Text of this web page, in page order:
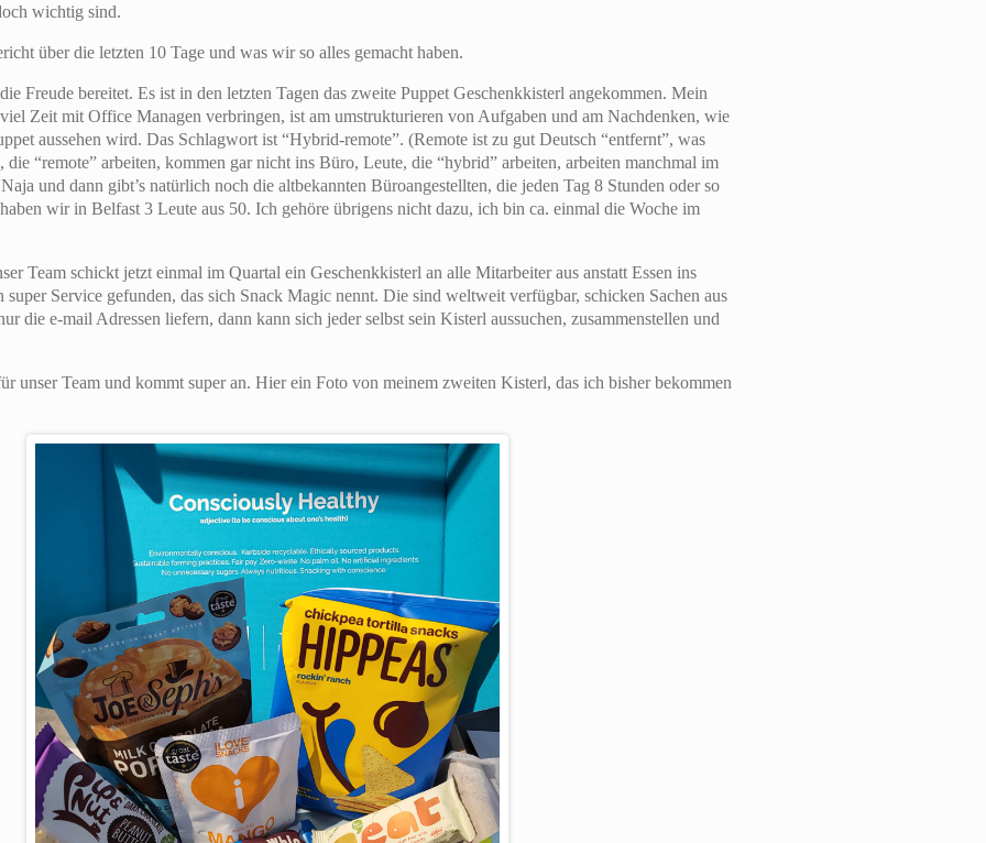
wichtig sind.
über die letzten 10 Tage und was wir so alles gemacht haben.
Freude bereitet. Es ist in den letzten Tagen das zweite Puppet Geschenkkisterl angekommen. Mein
Zeit mit Office Managen verbringen, ist am umstrukturieren von Aufgaben und am Nachdenken, wie
aussehen wird. Das Schlagwort ist “Hybrid-remote”. (Remote ist zu gut Deutsch “entfernt”, was
“remote” arbeiten, kommen gar nicht ins Büro, Leute, die “hybrid” arbeiten, arbeiten manchmal im
und dann gibt’s natürlich noch die altbekannten Büroangestellten, die jeden Tag 8 Stunden oder so
wir in Belfast 3 Leute aus 50. Ich gehöre übrigens nicht dazu, ich bin ca. einmal die Woche im
Team schickt jetzt einmal im Quartal ein Geschenkkisterl an alle Mitarbeiter aus anstatt Essen ins
Service gefunden, das sich Snack Magic nennt. Die sind weltweit verfügbar, schicken Sachen aus
die e-mail Adressen liefern, dann kann sich jeder selbst sein Kisterl aussuchen, zusammenstellen und
unser Team und kommt super an. Hier ein Foto von meinem zweiten Kisterl, das ich bisher bekommen